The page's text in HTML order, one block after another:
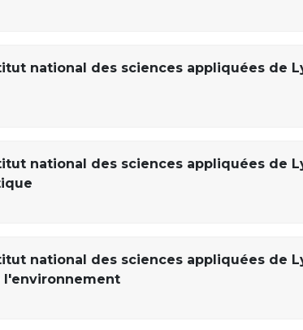
national des sciences appliquées de
national des sciences appliquées de
national des sciences appliquées de